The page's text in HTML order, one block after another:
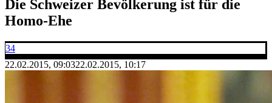
Die Schweizer Bevölkerung ist für die
Homo-Ehe
34
22.02.2015, 09:0322.02.2015, 10:17